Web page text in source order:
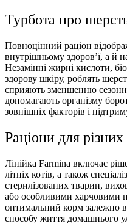
Турбота про
Повноцінний раціон
внутрішньому здоров’ї, а й
Незамінні жирні кислоти,
здорову шкіру, роблять
сприяють зменшенню
допомагають організму
зовнішніх факторів і
Раціони для
Лінійка Farmina включає
літніх котів, а також
стерилізованих тварин,
або особливими харчовими
оптимальний корм залежно
способу життя домашнього